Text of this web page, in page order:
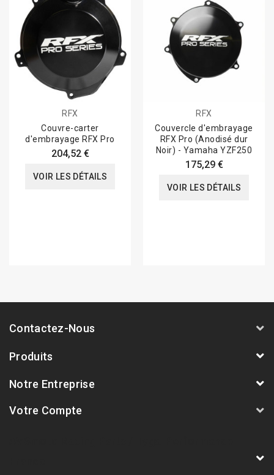
RFX
Couvre-carter
d'embrayage RFX Pro
204,52 €
VOIR LES DÉTAILS
RFX
Couvercle d'embrayage
RFX Pro (Anodisé dur
Noir) - Yamaha YZF250
175,29 €
VOIR LES DÉTAILS
Contactez-Nous
Produits
Notre Entreprise
Votre Compte